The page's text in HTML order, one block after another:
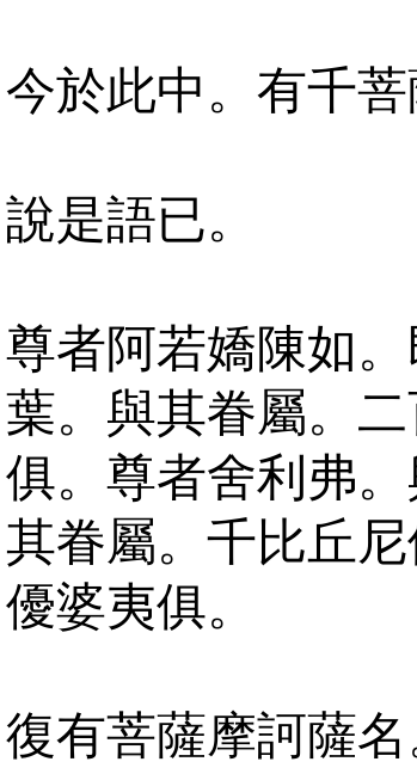
今於此中。有千
說是語已。
尊者阿若嬌陳如
葉。與其眷屬。
俱。尊者舍利弗
其眷屬。千比丘
優婆夷俱。
復有菩薩摩訶薩名